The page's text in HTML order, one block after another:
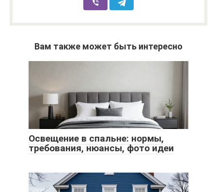
Вам также может быть интересно
Освещение в спальне: нормы,
требования, нюансы, фото идеи